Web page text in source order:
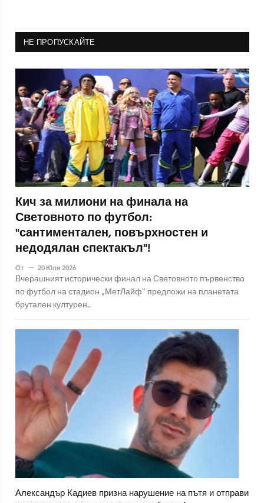
НЕ ПРОПУСКАЙТЕ
Кич за милиони на финала на
Световното по футбол:
"сантиментален, повърхностен и
недодялан спектакъл"!
От 20 Юли 2026
Вчерашният исторически финал на Световното първенство
по футбол на стадион „МетЛайф“ предложи на планетата
брутален културен..
Александър Кадиев призна нарушение на пътя и отправи